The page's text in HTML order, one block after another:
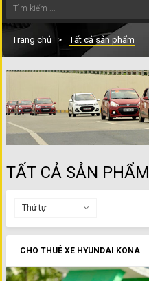
Trang chủ Tất cả sản phẩm
TẤT CẢ SẢN PHẨM
Thứ tự
CHO THUÊ XE HYUNDAI KONA